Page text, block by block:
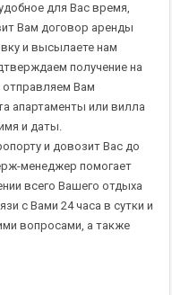
для Вас время,
Вам договор аренды
и высылаете нам
получение на
отправляем Вам
апартаменты или вилла
и даты.
и довозит Вас до
менеджер помогает
всего Вашего отдыха
с Вами 24 часа в сутки и
вопросами, а также